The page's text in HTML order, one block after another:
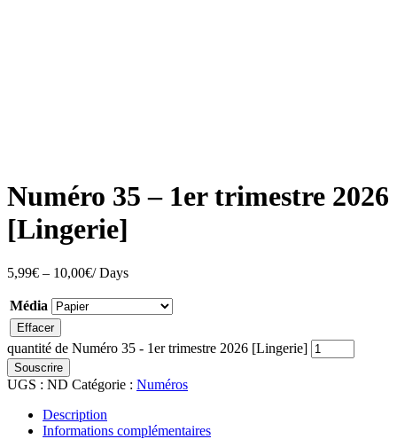
Numéro 35 – 1er trimestre 2026
[Lingerie]
5,99€ – 10,00€/ Days
Média
Effacer
quantité de Numéro 35 - 1er trimestre 2026 [Lingerie]
Souscrire
UGS : ND Catégorie : Numéros
Description
Informations complémentaires